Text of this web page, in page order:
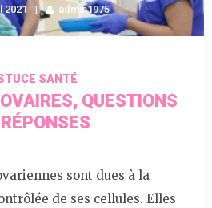
2021 admin1975
SANTÉ
QUESTIONS
sont dues à la
de ses cellules. Elles